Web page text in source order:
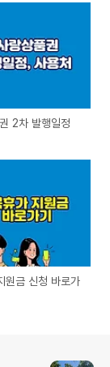
2차 발행일정
원금 신청 바로가